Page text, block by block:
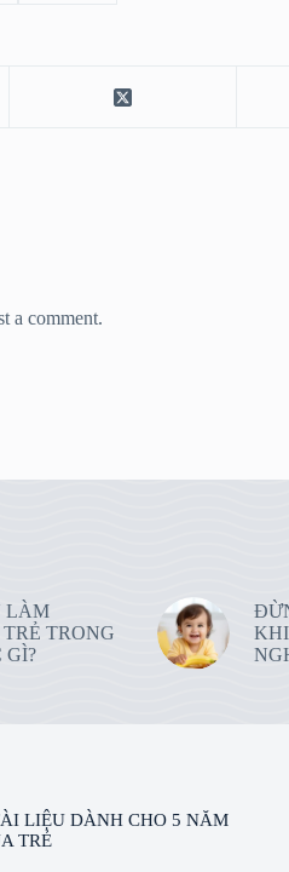
a comment.
LÀM
TRONG
GÌ?
LIỆU DÀNH CHO 5 NĂM
TRẺ